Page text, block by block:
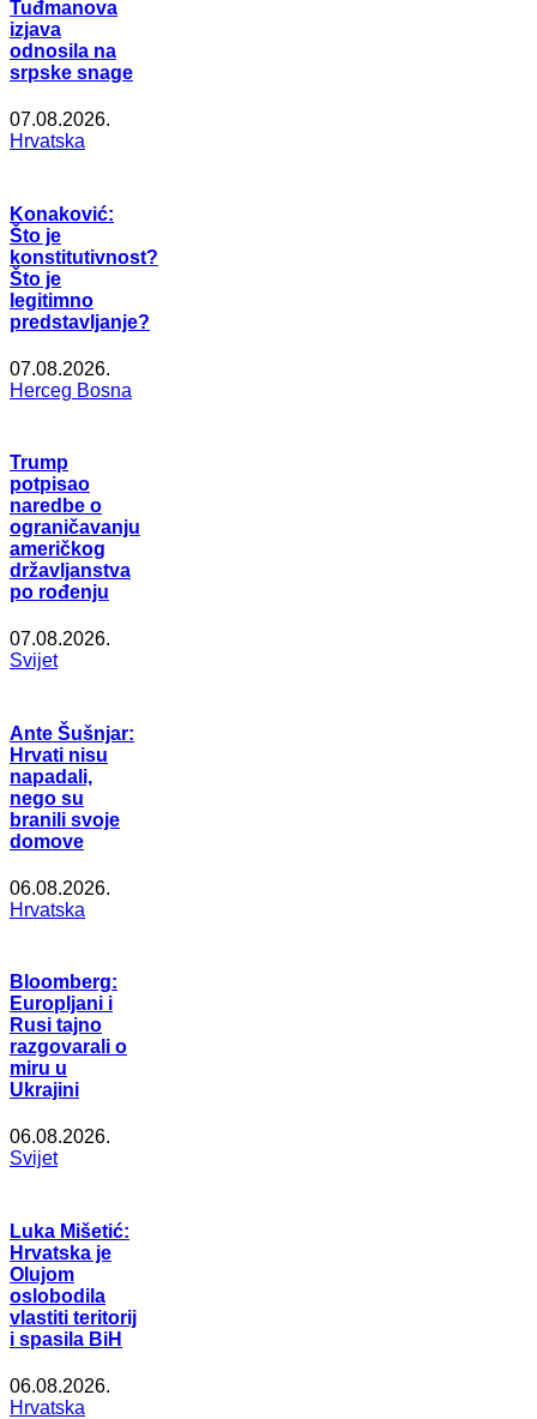
Tuđmanova
izjava
odnosila na
srpske snage
07.08.2026.
Hrvatska
Konaković:
Što je
konstitutivnost?
Što je
legitimno
predstavljanje?
07.08.2026.
Herceg Bosna
Trump
potpisao
naredbe o
ograničavanju
američkog
državljanstva
po rođenju
07.08.2026.
Svijet
Ante Šušnjar:
Hrvati nisu
napadali,
nego su
branili svoje
domove
06.08.2026.
Hrvatska
Bloomberg:
Europljani i
Rusi tajno
razgovarali o
miru u
Ukrajini
06.08.2026.
Svijet
Luka Mišetić:
Hrvatska je
Olujom
oslobodila
vlastiti teritorij
i spasila BiH
06.08.2026.
Hrvatska